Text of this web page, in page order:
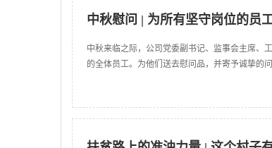
中秋慰问 | 为所有坚守岗位的员
中秋来临之际，公司党委副书记、监事会主席、
的全体员工。为他们送去慰问品，并寄予诚挚的